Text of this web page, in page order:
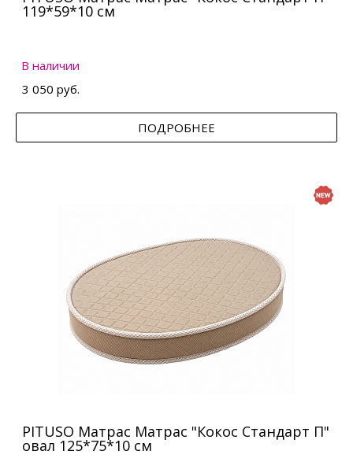
119*59*10 см
В наличии
3 050 руб.
ПОДРОБНЕЕ
PITUSO Матрас Матрас "Кокос Стандарт П"
овал 125*75*10 см